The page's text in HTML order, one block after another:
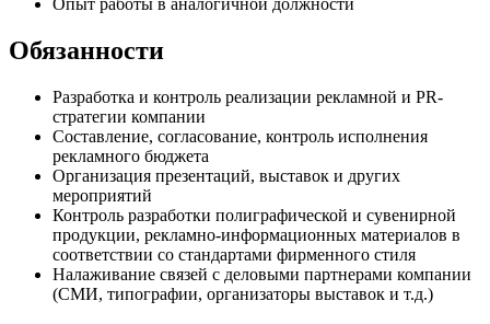
Обязанности
Разработка и контроль реализации рекламной и PR-
стратегии компании
Составление, согласование, контроль исполнения
рекламного бюджета
Организация презентаций, выставок и других
мероприятий
Контроль разработки полиграфической и сувенирной
продукции, рекламно-информационных материалов в
соответствии со стандартами фирменного стиля
Налаживание связей с деловыми партнерами компании
(СМИ, типографии, организаторы выставок и т.д.)